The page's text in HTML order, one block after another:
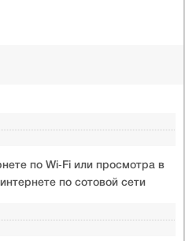
по Wi‑Fi или просмотра в
по сотовой сети